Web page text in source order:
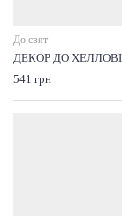
До свят
ДЕКОР ДО
541 грн